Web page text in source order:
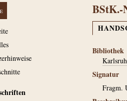
BStK.-
Bibliothek
Signatur
Fragm.